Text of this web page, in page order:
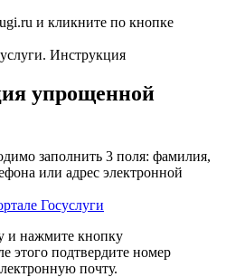
и кликните по кнопке
упрощенной
заполнить 3 поля: фамилия,
или адрес электронной
и нажмите кнопку
этого подтвердите номер
почту.